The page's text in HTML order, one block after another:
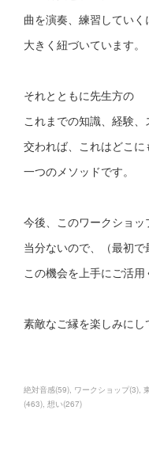
曲を演奏、練習していく
大きく紐づいています。
それとともに先生方の
これまでの知識、経験、
交われば、これはどこ
一つのメソッドです。
今後、このワークショッ
当分ないので、（最初で
この機会を上手にご活用
素敵なご縁を楽しみにし
絶対音感(59) ワークショップ(3)
(463) 想い(267)